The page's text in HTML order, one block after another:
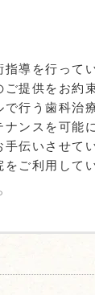
導を行って
ご提供をお約
で行う歯科治
ナンスを可能
手伝いさせて
ご利用して